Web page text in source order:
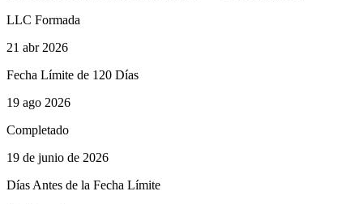
LLC Formada
21 abr 2026
Fecha Límite de 120 Días
19 ago 2026
Completado
19 de junio de 2026
Días Antes de la Fecha Límite